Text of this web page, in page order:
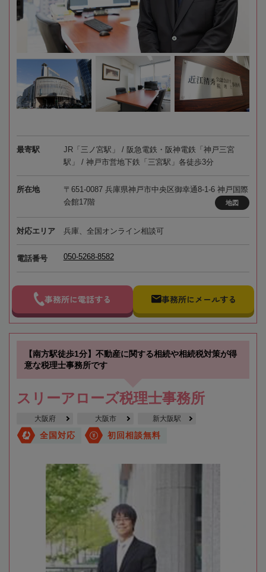
最寄駅
JR「三ノ宮駅」 / 阪急電鉄・阪神電鉄「神戸三宮
駅」 / 神戸市営地下鉄「三宮駅」各徒歩3分
所在地
〒651-0087 兵庫県神戸市中央区御幸通8-1-6 神戸国際
会館17階
地図
対応エリア 兵庫、全国オンライン相談可
電話番号 050-5268-8582
事務所に電話する 事務所にメールする
【南方駅徒歩1分】不動産に関する相続や相続税対策が得
意な税理士事務所です
スリーアローズ税理士事務所
大阪府 大阪市 新大阪駅
全国対応 初回相談無料